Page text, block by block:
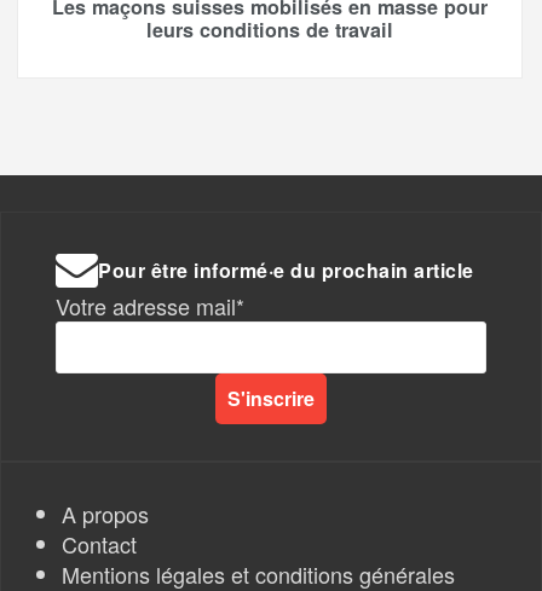
Les maçons suisses mobilisés en masse pour
leurs conditions de travail
Pour être informé·e du prochain article
Votre adresse mail*
A propos
Contact
Mentions légales et conditions générales